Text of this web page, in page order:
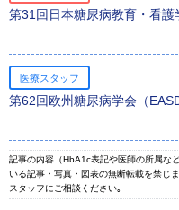
第31回日本糖尿病教育・看
医療スタッフ
第62回欧州糖尿病学会（
記事の内容（HbA1c表記や医師の所属な
いる記事・写真・図表の無断転載を禁じ
スタッフにご相談ください｡